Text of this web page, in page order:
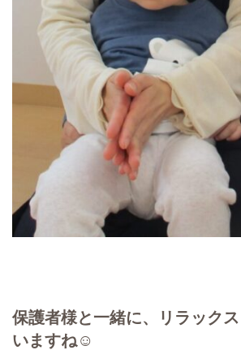
保護者様と一緒に、リラック
いますね☺